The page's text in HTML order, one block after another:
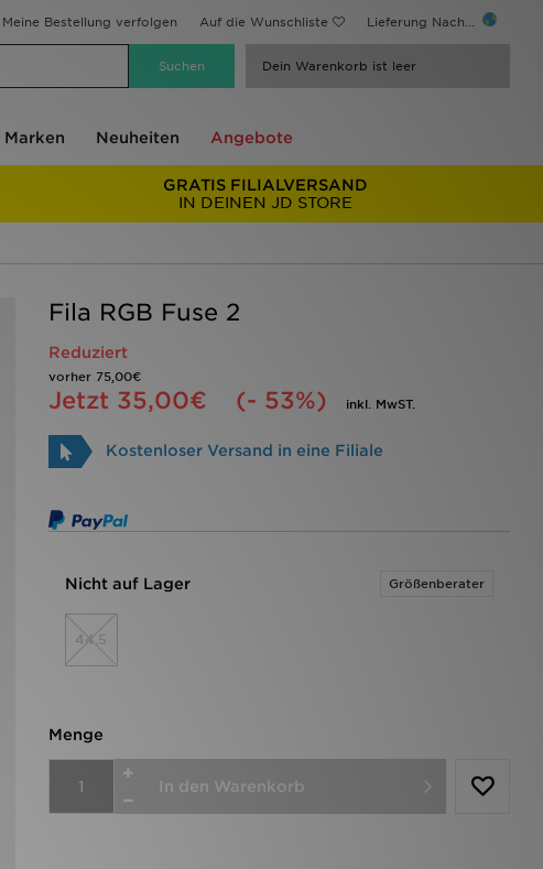
Meine Bestellung verfolgen Auf die Wunschliste Lieferung Nach...
Dein Warenkorb ist leer
Marken Neuheiten Angebote
GRATIS FILIALVERSAND
IN DEINEN JD STORE
Fila RGB Fuse 2
Reduziert
vorher 75,00€
Jetzt 35,00€ (- 53%) inkl. MwST.
Kostenloser Versand in eine Filiale
Nicht auf Lager Größenberater
44.5
Menge
In den Warenkorb